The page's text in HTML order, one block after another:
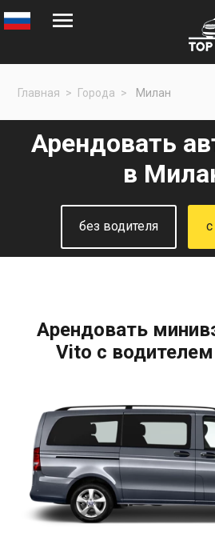
Главная Города Милан
Арендовать
в
без водителя
Арендовать
Vito с